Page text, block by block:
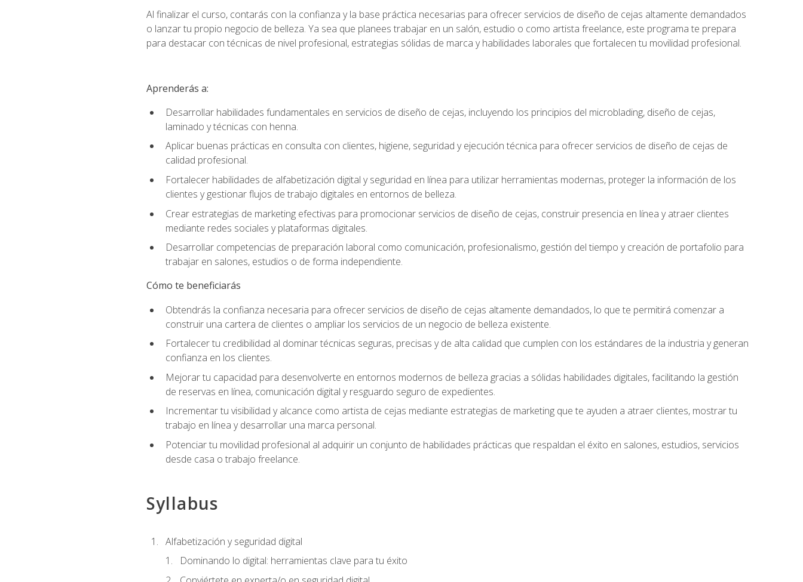
Al finalizar el curso, contarás con la confianza y la base práctica necesarias para ofrecer servicios de diseño de cejas altamente demandados
o lanzar tu propio negocio de belleza. Ya sea que planees trabajar en un salón, estudio o como artista freelance, este programa te prepara
para destacar con técnicas de nivel profesional, estrategias sólidas de marca y habilidades laborales que fortalecen tu movilidad profesional.
Aprenderás a:
Desarrollar habilidades fundamentales en servicios de diseño de cejas, incluyendo los principios del microblading, diseño de cejas,
laminado y técnicas con henna.
Aplicar buenas prácticas en consulta con clientes, higiene, seguridad y ejecución técnica para ofrecer servicios de diseño de cejas de
calidad profesional.
Fortalecer habilidades de alfabetización digital y seguridad en línea para utilizar herramientas modernas, proteger la información de los
clientes y gestionar flujos de trabajo digitales en entornos de belleza.
Crear estrategias de marketing efectivas para promocionar servicios de diseño de cejas, construir presencia en línea y atraer clientes
mediante redes sociales y plataformas digitales.
Desarrollar competencias de preparación laboral como comunicación, profesionalismo, gestión del tiempo y creación de portafolio para
trabajar en salones, estudios o de forma independiente.
Cómo te beneficiarás
Obtendrás la confianza necesaria para ofrecer servicios de diseño de cejas altamente demandados, lo que te permitirá comenzar a
construir una cartera de clientes o ampliar los servicios de un negocio de belleza existente.
Fortalecer tu credibilidad al dominar técnicas seguras, precisas y de alta calidad que cumplen con los estándares de la industria y generan
confianza en los clientes.
Mejorar tu capacidad para desenvolverte en entornos modernos de belleza gracias a sólidas habilidades digitales, facilitando la gestión
de reservas en línea, comunicación digital y resguardo seguro de expedientes.
Incrementar tu visibilidad y alcance como artista de cejas mediante estrategias de marketing que te ayuden a atraer clientes, mostrar tu
trabajo en línea y desarrollar una marca personal.
Potenciar tu movilidad profesional al adquirir un conjunto de habilidades prácticas que respaldan el éxito en salones, estudios, servicios
desde casa o trabajo freelance.
Syllabus
Alfabetización y seguridad digital
Dominando lo digital: herramientas clave para tu éxito